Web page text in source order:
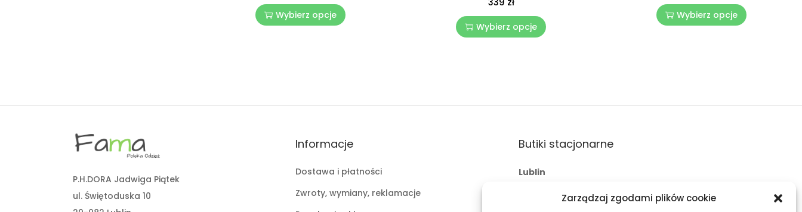
Zarządzaj zgodami plików cookie
Wybierz opcje
Wybierz opcje
Wybierz opcje
P.H.DORA Jadwiga Piątek
ul. Świętoduska 10
Informacje
Dostawa i płatności
Zwroty, wymiany, reklamacje
Butiki stacjonarne
Lublin
fama.lublin@op.pl